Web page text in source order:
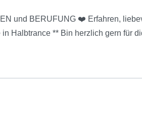
und BERUFUNG ❤️ Erfahren,
Halbtrance ** Bin herzlich gern für